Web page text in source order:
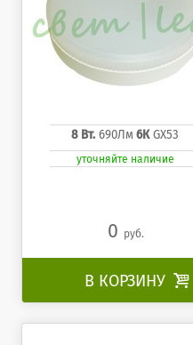
8 Вт. 690Лм 6КGX53
уточняйте наличие
0 руб.
В КОРЗИНУ 